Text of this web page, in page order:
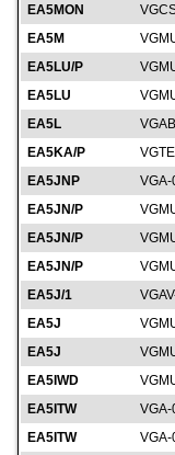
EA5MON
EA5M
EA5LU/P
EA5LU
EA5L
EA5KA/P
EA5JNP
EA5JN/P
EA5JN/P
EA5JN/P
EA5J/1
EA5J
EA5J
EA5IWD
EA5ITW
EA5ITW